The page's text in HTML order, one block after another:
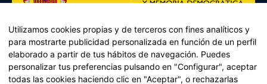
Utilizamos cookies propias y de terceros con fines analíticos y
para mostrarte publicidad personalizada en función de un perfil
elaborado a partir de tus hábitos de navegación. Puedes
personalizar tus preferencias pulsando en "Configurar", aceptar
todas las cookies haciendo clic en "Aceptar", o rechazarlas